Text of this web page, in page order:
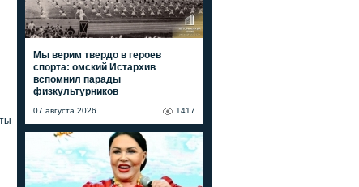
Мы верим твердо в героев
спорта: омский Истархив
вспомнил парады
физкультурников
1417
07 августа 2026